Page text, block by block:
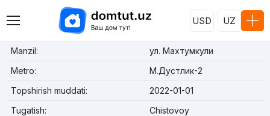
USD UZ
Manzil:
ул. Махтумкули
Metro:
М.Дустлик-2
Topshirish muddati:
2022-01-01
Tugatish:
Chistovoy